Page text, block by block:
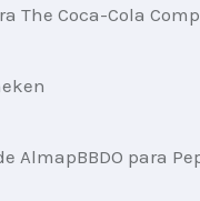
The Coca-Cola
AlmapBBDO para